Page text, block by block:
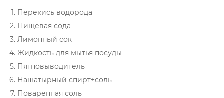
Перекись водорода
Пищевая сода
Лимонный сок
Жидкость для мытья посуды
Пятновыводитель
Нашатырный спирт+соль
Поваренная соль